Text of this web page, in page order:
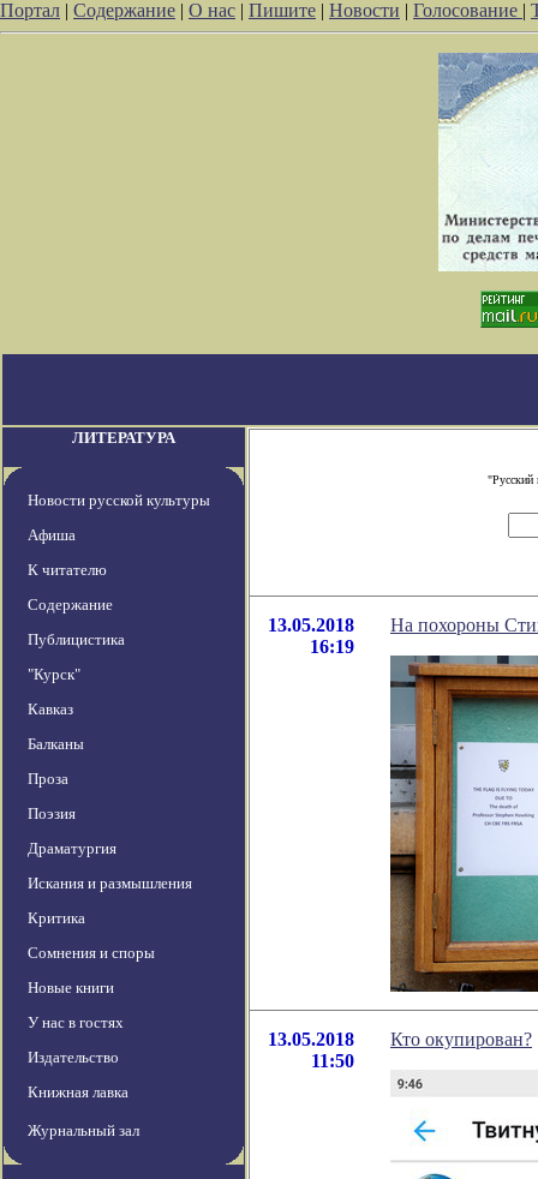
Портал | Содержание | О нас | Пишите | Новости | Голосование |
ЛИТЕРАТУРА
Новости русской культуры
Афиша
К читателю
Содержание
Публицистика
"Курск"
Кавказ
Балканы
Проза
Поэзия
Драматургия
Искания и размышления
Критика
Сомнения и споры
Новые книги
У нас в гостях
Издательство
Книжная лавка
Журнальный зал
"Русский
13.05.2018
16:19
На похороны
13.05.2018
11:50
Кто окупирован?